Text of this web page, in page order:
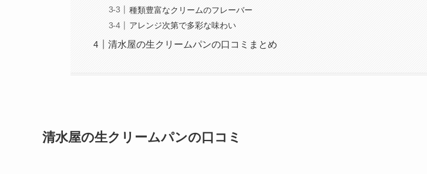
種類豊富なクリームのフレーバー
アレンジ次第で多彩な味わい
清水屋の生クリームパンの口コミまとめ
清水屋の生クリームパンの口コミ